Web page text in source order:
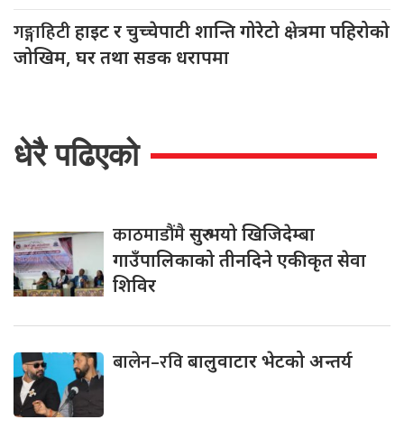
गङ्गाहिटीहाइट र चुच्चेपाटी शान्ति गोरेटो क्षेत्रमा पहिरोको
जोखिम, घर तथा सडक धरापमा
धेरै पढिएको
काठमाडौंमैसुरु भयो खिजिदेम्बा
गाउँपालिकाको तीनदिने एकीकृत सेवा
शिविर
बालेन–रविबालुवाटार भेटको अन्तर्य